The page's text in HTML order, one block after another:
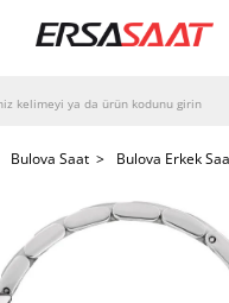
Bulova Saat > Bulova Erkek